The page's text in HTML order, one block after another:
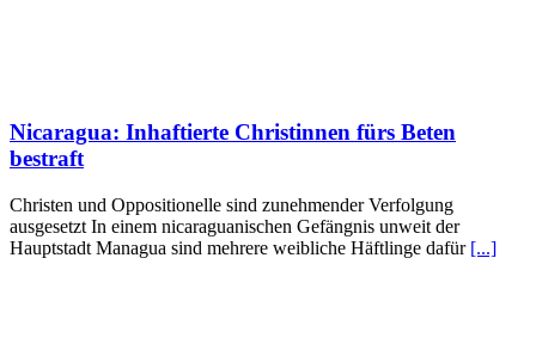
Nicaragua: Inhaftierte Christinnen fürs Beten
bestraft
Christen und Oppositionelle sind zunehmender Verfolgung
ausgesetzt In einem nicaraguanischen Gefängnis unweit der
Hauptstadt Managua sind mehrere weibliche Häftlinge dafür [...]